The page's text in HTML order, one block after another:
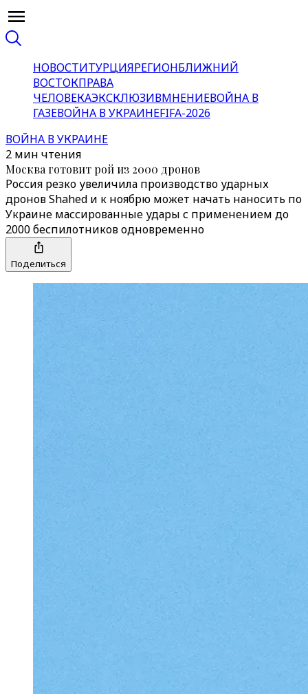
НОВОСТИТУРЦИЯРЕГИОНБЛИЖНИЙ
ВОСТОКПРАВА
ЧЕЛОВЕКАЭКСКЛЮЗИВМНЕНИЕВОЙНА В
ГАЗЕВОЙНА В УКРАИНЕFIFA-2026
ВОЙНА В УКРАИНЕ
2 мин чтения
Москва готовит рой из 2000 дронов
Россия резко увеличила производство ударных
дронов Shahed и к ноябрю может начать наносить по
Украине массированные удары с применением до
2000 беспилотников одновременно
Поделиться